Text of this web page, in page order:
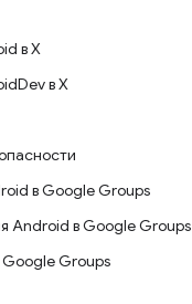
в X
в X
в Google Groups
Android в Google Groups
Groups